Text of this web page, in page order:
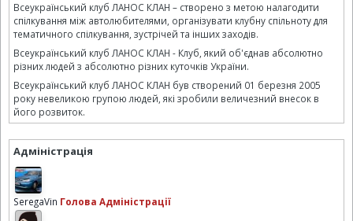
Всеукраїнський клуб ЛАНОС КЛАН – створено з метою налагодити
спілкування між автолюбителями, організувати клубну спільноту для
тематичного спілкування, зустрічей та інших заходів.
Всеукраїнський клуб ЛАНОС КЛАН - Клуб, який об'єднав абсолютно
різних людей з абсолютно різних куточків України.
Всеукраїнський клуб ЛАНОС КЛАН був створений 01 березня 2005
року невеликою групою людей, які зробили величезний внесок в
його розвиток.
Адміністрація
SeregaVin Голова Адміністрації